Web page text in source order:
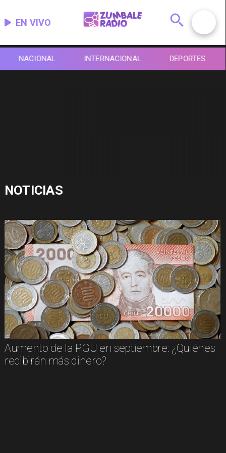
EN VIVO
NACIONAL INTERNACIONAL DEPORTES
NOTICIAS
Aumento de la PGU en septiembre: ¿Quiénes
recibirán más dinero?